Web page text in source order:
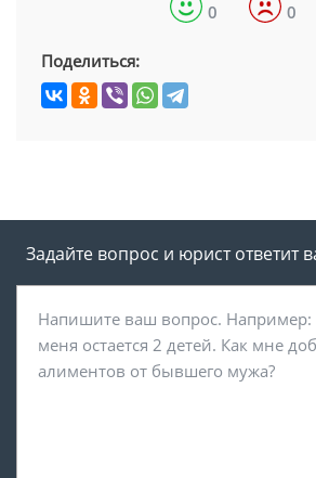
0 0
Поделиться:
Задайте вопрос и юрист ответит